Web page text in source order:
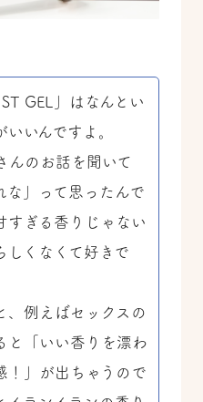
GEL」はなんとい
いいんですよ。
んのお話を聞いて
な」って思ったんで
すぎる香りじゃない
しくなくて好きで
、例えばセックスの
と「いい香りを漂わ
！」が出ちゃうので